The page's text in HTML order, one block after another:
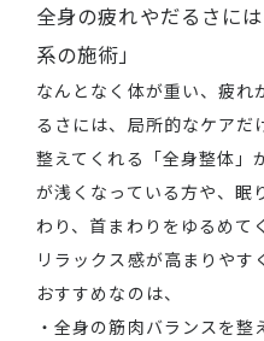
全身の疲れやだるさに
系の施術」
なんとなく体が重い、疲れ
るさには、局所的なケアだ
整えてくれる「全身整体」
が浅くなっている方や、眠
わり、首まわりをゆるめて
リラックス感が高まりやす
おすすめなのは、
・全身の筋肉バランスを